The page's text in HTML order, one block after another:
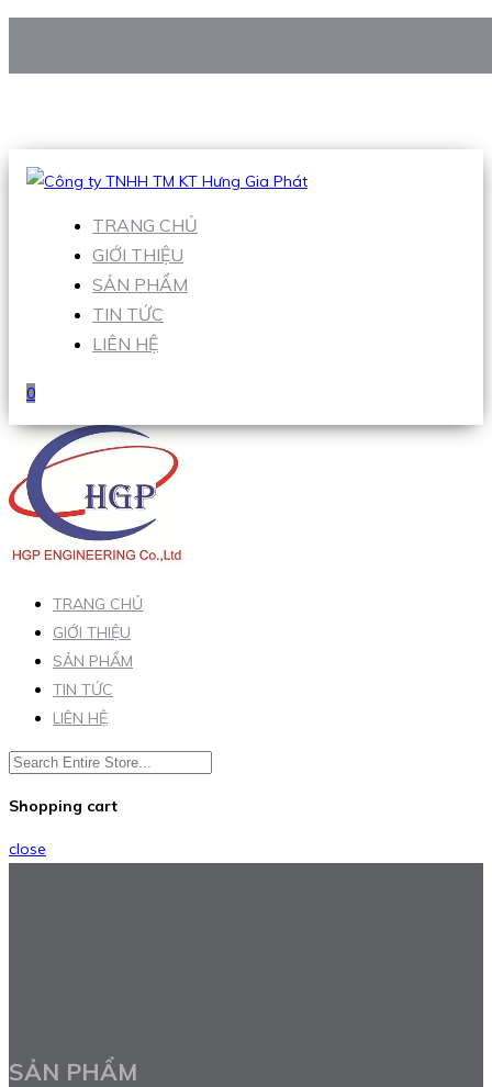
Hotline:0938 906 663
TRANG CHỦ
GIỚI THIỆU
SẢN PHẨM
TIN TỨC
LIÊN HỆ
0
TRANG CHỦ
GIỚI THIỆU
SẢN PHẨM
TIN TỨC
LIÊN HỆ
Shopping cart
close
SẢN PHẨM